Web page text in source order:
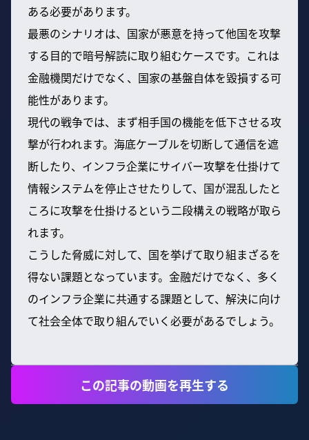
ある必要があります。
最悪のシナリオは、国家が悪意を持って他国を攻撃
する目的で暗号解読に取り組むケースです。これは
金融機関だけでなく、国家の基盤自体を毀損する可
能性があります。
現代の戦争では、まず相手国の機能を低下させる攻
撃が行われます。海底ケーブルを切断して通信を遮
断したり、インフラ企業にサイバー攻撃を仕掛けて
情報システムを停止させたりして、国が混乱したと
ころに攻撃を仕掛けるという二段構えの戦略が取ら
れます。
こうした脅威に対して、国を挙げて取り組まざるを
得ない課題となっています。金融だけでなく、多く
のインフラ企業に共通する課題として、解決に向け
て社会全体で取り組んでいく必要があるでしょう。
この記事の動画を再生する